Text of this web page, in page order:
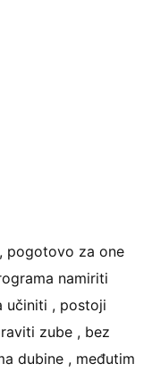
pogotovo za one
namiriti
učiniti , postoji
zube , bez
dubine , međutim